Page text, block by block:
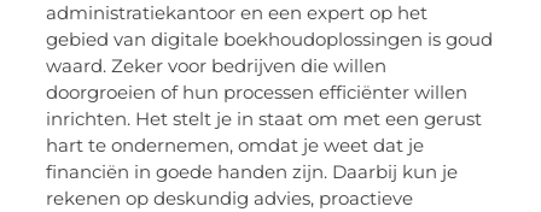
administratiekantoor en een expert op het
gebied van digitale boekhoudoplossingen is goud
waard. Zeker voor bedrijven die willen
doorgroeien of hun processen efficiënter willen
inrichten. Het stelt je in staat om met een gerust
hart te ondernemen, omdat je weet dat je
financiën in goede handen zijn. Daarbij kun je
rekenen op deskundig advies, proactieve